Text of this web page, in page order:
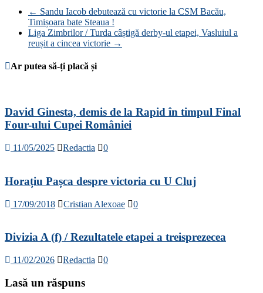
← Sandu Iacob debutează cu victorie la CSM Bacău,
Timișoara bate Steaua !
Liga Zimbrilor / Turda câștigă derby-ul etapei, Vasluiul a
reușit a cincea victorie →
Ar putea să-ți placă și
David Ginesta, demis de la Rapid în timpul Final
Four-ului Cupei României
11/05/2025 Redactia 0
Horațiu Pașca despre victoria cu U Cluj
17/09/2018 Cristian Alexoae 0
Divizia A (f) / Rezultatele etapei a treisprezecea
11/02/2026 Redactia 0
Lasă un răspuns